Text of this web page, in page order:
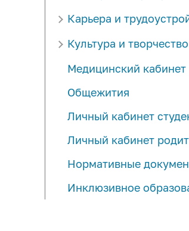
Оформление
студентов
Правила пребывания
Медицинское
Лабораторная
Полезная информация
Часто задаваемые
Карьера и
Центр карьеры
Трудоустройство
ИРНИТУ
Культура и творчество
Мероприятия
Проекты
Творческие коллективы
Медицинский кабинет
Общежития
Личный кабинет
Личный кабинет
Нормативные
Инклюзивное